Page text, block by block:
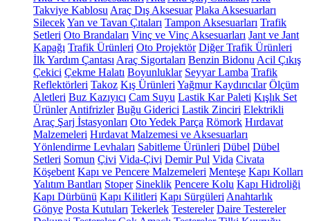
Takviye Kablosu Araç Dış Aksesuar Plaka Aksesuarları
SilecekYan ve Tavan Çıtaları Tampon Aksesuarları Trafik
Setleri Oto Brandaları Vinç ve Vinç Aksesuarları Jant ve Jant
Kapağı Trafik Ürünleri Oto Projektör Diğer Trafik Ürünleri
İlk Yardım Çantası Araç Sigortaları Benzin Bidonu Acil Çıkış
Çekici Çekme Halatı Boyunluklar Seyyar Lamba Trafik
Reflektörleri Takoz Kış Ürünleri Yağmur Kaydırıcılar Ölçüm
Aletleri Buz Kazıyıcı Cam Suyu Lastik Kar Paleti Kışlık Set
Ürünler Antifrizler Buğu Giderici Lastik Zinciri Elektrikli
Araç Şarj İstasyonları Oto Yedek Parça Römork Hırdavat
Malzemeleri Hırdavat Malzemesi ve Aksesuarları
Yönlendirme Levhaları Sabitleme Ürünleri Dübel Dübel
Setleri Somun Çivi Vida-Çivi Demir Pul Vida Civata
Köşebent Kapı ve Pencere Malzemeleri Menteşe Kapı Kolları
Yalıtım Bantları Stoper Sineklik Pencere Kolu Kapı Hidroliği
Kapı Dürbünü Kapı Kilitleri Kapı Sürgüleri Anahtarlık
Gönye Posta Kutuları Tekerlek Testereler Daire Testereler